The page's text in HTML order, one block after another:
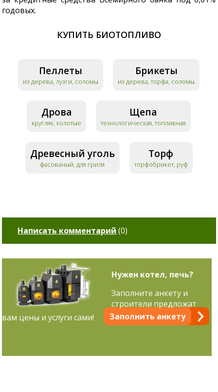
годовых.
КУПИТЬ БИОТОПЛИВО
Пеллеты
из дерева, лузги, соломы
Брикеты
из дерева, торфа, соломы
Дрова
кругляк, колотые
Щепа
технологическая, топливная
Древесный уголь
фасованый, для гриля
Торф
торфобрикет, руф
Написать комментарий (0)
Нужен котел, печь?
Заполнить анкету
Заполните анкету и
строители предложат
вам цены и услуги сами!